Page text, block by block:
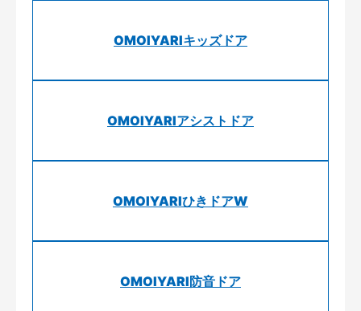
OMOIYARIキッズドア
OMOIYARIアシストドア
OMOIYARIひきドアW
OMOIYARI防音ドア